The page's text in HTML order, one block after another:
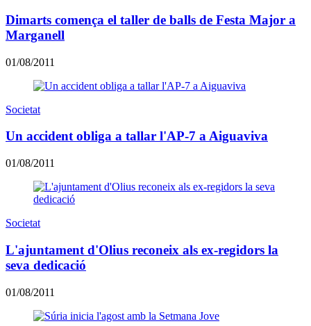
Dimarts comença el taller de balls de Festa Major a
Marganell
01/08/2011
Societat
Un accident obliga a tallar l'AP-7 a Aiguaviva
01/08/2011
Societat
L'ajuntament d'Olius reconeix als ex-regidors la
seva dedicació
01/08/2011